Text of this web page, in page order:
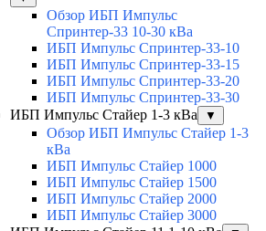
Обзор ИБП Импульс
Спринтер-33 10-30 кВа
ИБП Импульс Спринтер-33-10
ИБП Импульс Спринтер-33-15
ИБП Импульс Спринтер-33-20
ИБП Импульс Спринтер-33-30
ИБП Импульс Стайер 1-3 кВа
▼
Обзор ИБП Импульс Стайер 1-3
кВа
ИБП Импульс Стайер 1000
ИБП Импульс Стайер 1500
ИБП Импульс Стайер 2000
ИБП Импульс Стайер 3000